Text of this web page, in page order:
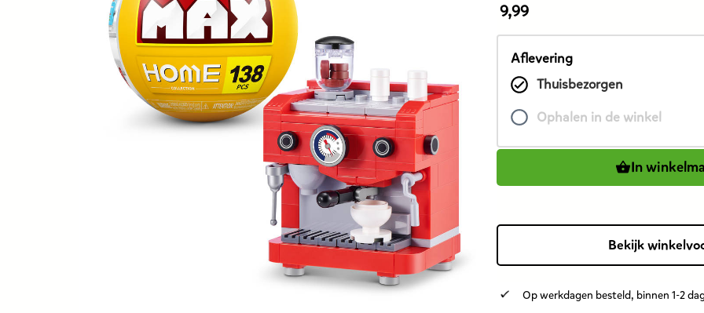
De
prijs
van
product
9,99
euro.
9,99
Aflevering
Thuisbezorgen
Ophalen in de winkel
In
Bekijk
Op werkdagen besteld, binnen 1-2